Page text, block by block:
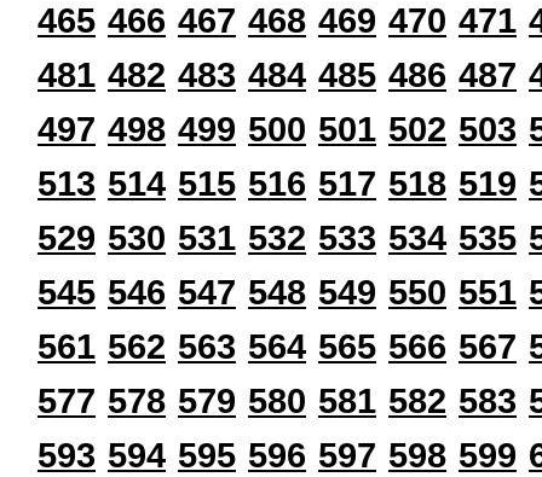
465 466 467 468 469 470 471
481 482 483 484 485 486 487
497 498 499 500 501 502 503
513 514 515 516 517 518 519
529 530 531 532 533 534 535
545 546 547 548 549 550 551
561 562 563 564 565 566 567
577 578 579 580 581 582 583
593 594 595 596 597 598 599